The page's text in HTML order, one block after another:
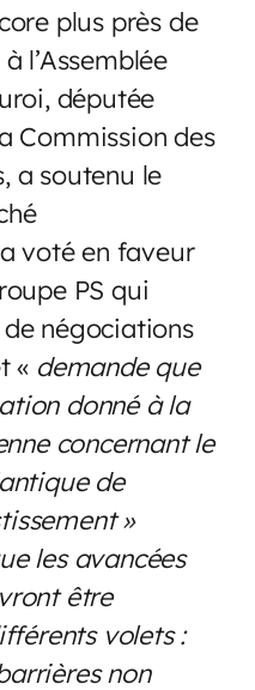
plus près de
l’Assemblée
députée
Commission des
a soutenu le
voté en faveur
PS qui
négociations
« demande que
donné à la
concernant le
de
»
les avancées
être
volets :
non